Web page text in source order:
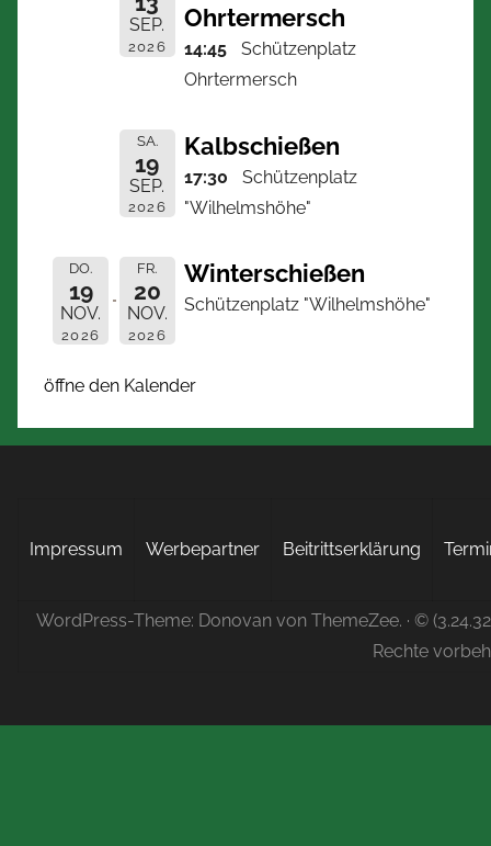
SEP.
2026
Ohrtermersch
14:45
Schützenplatz
Ohrtermersch
SA.
19
SEP.
2026
Kalbschießen
17:30
Schützenplatz
"Wilhelmshöhe"
DO.
19
NOV.
2026
FR.
20
NOV.
2026
Winterschießen
Schützenplatz "Wilhelmshöhe"
öffne den Kalender
Impressum Werbepartner Beitrittserklärung
WordPress-Theme: Donovan von ThemeZee. · ©
Rechte